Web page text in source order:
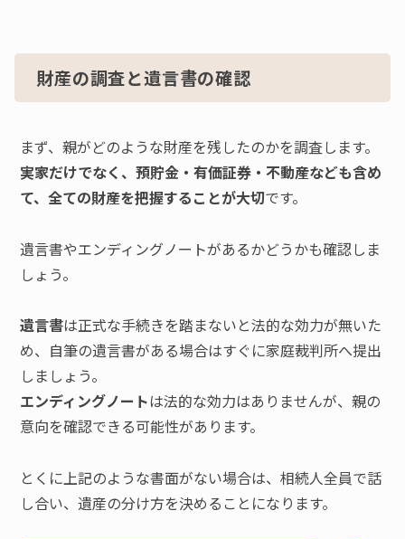
財産の調査と遺言書の確認
まず、親がどのような財産を残したのかを調査します。
実家だけでなく、預貯金・有価証券・不動産なども含め
て、全ての財産を把握することが大切です。
遺言書やエンディングノートがあるかどうかも確認しま
しょう。
遺言書は正式な手続きを踏まないと法的な効力が無いた
め、自筆の遺言書がある場合はすぐに家庭裁判所へ提出
しましょう。
エンディングノートは法的な効力はありませんが、親の
意向を確認できる可能性があります。
とくに上記のような書面がない場合は、相続人全員で話
し合い、遺産の分け方を決めることになります。